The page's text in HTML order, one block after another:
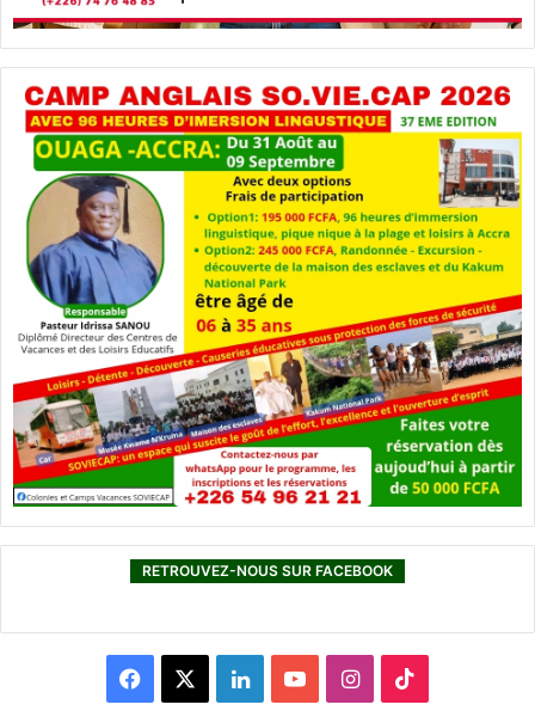
RETROUVEZ-NOUS SUR FACEBOOK
L
I